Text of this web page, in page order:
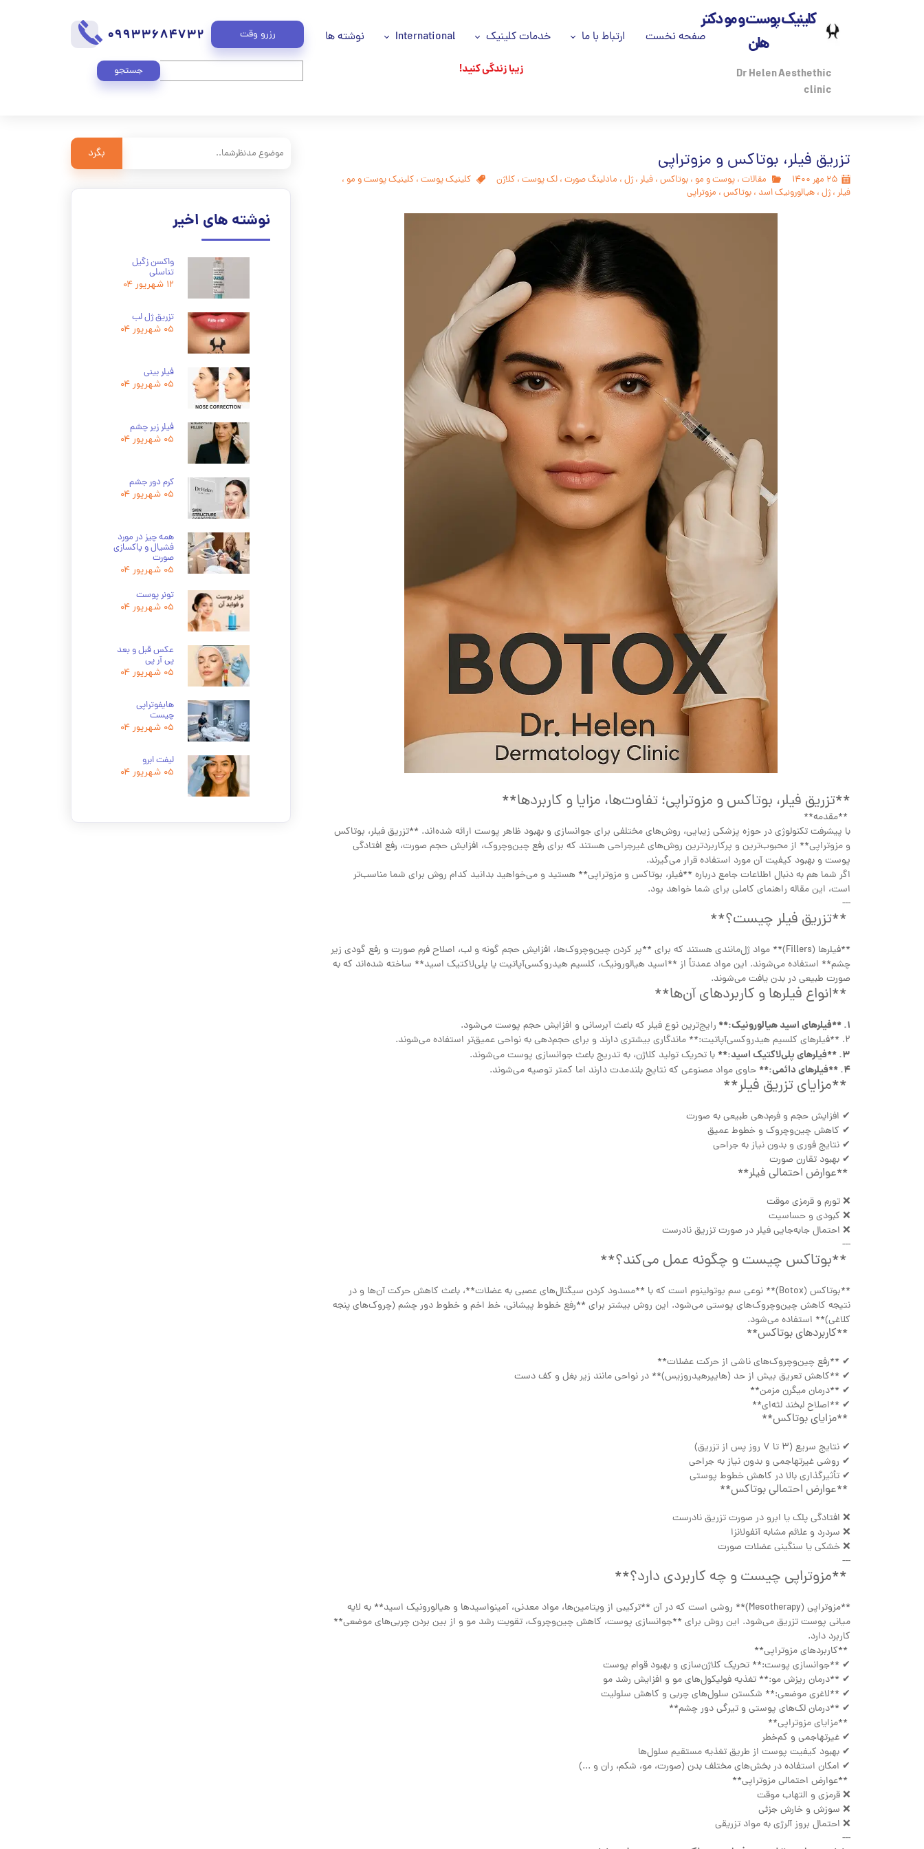
Dr Helen Aesthethic
clinic
کلینیک پوست و مو دکتر
هلن
رزرو وقت 09933684732 صفحه نخست ارتباط با ما خدمات کلینیک
خدمات ما
تزریقات زیبایی
ریزش مو
پاکسازی تخصصی پوست
درمان دارویی
مراقبت های خانگی Home care
برداشتن خال و درمان لک و جوش
درمان زگیل تناسلی
International نوشته ها
جستجو زیبا زندگی کنید!
تزریق فیلر، بوتاکس و مزوتراپی
۲۵ مهر ۱۴۰۰ مقالات ، پوست و مو ، بوتاکس ، فیلر ،ژل ، مادلینگ صورت ، لک پوست ، کلاژن کلینیک پوست ، کلینیک پوست و مو ،
فیلر ،ژل ، هیالورونیک اسد ، بوتاکس ، مزوتراپی
**تزریق فیلر، بوتاکس و مزوتراپی؛ تفاوت‌ها، مزایا و کاربردها**
**مقدمه**
با پیشرفت تکنولوژی در حوزه پزشکی زیبایی، روش‌های مختلفی برای جوانسازی و بهبود ظاهر پوست ارائه شده‌اند. **تزریق فیلر، بوتاکس
و مزوتراپی** از محبوب‌ترین و پرکاربردترین روش‌های غیرجراحی هستند که برای رفع چین‌وچروک، افزایش حجم صورت، رفع افتادگی
پوست و بهبود کیفیت آن مورد استفاده قرار می‌گیرند.
اگر شما هم به دنبال اطلاعات جامع درباره **فیلر، بوتاکس و مزوتراپی** هستید و می‌خواهید بدانید کدام روش برای شما مناسب‌تر
است، این مقاله راهنمای کاملی برای شما خواهد بود.
---
**تزریق فیلر چیست؟**
**فیلرها (Fillers)** مواد ژل‌مانندی هستند که برای **پر کردن چین‌وچروک‌ها، افزایش حجم گونه و لب، اصلاح فرم صورت و رفع گودی زیر
چشم** استفاده می‌شوند. این مواد عمدتاً از **اسید هیالورونیک، کلسیم هیدروکسی‌آپاتیت یا پلی‌لاکتیک اسید** ساخته شده‌اند که به
صورت طبیعی در بدن یافت می‌شوند.
**انواع فیلرها و کاربردهای آن‌ها**
1. **فیلرهای اسید هیالورونیک:**
رایج‌ترین نوع فیلر که باعث آبرسانی و افزایش حجم پوست می‌شود.
2. **فیلرهای کلسیم هیدروکسی‌آپاتیت:** ماندگاری بیشتری دارند و برای حجم‌دهی به نواحی عمیق‌تر استفاده می‌شوند.
3. **فیلرهای پلی‌لاکتیک اسید:** با تحریک تولید کلاژن، به تدریج باعث جوانسازی پوست می‌شوند.
4. **فیلرهای دائمی:** حاوی مواد مصنوعی که نتایج بلندمدت دارند اما کمتر توصیه می‌شوند.
**مزایای تزریق فیلر**
✔ افزایش حجم و فرم‌دهی طبیعی به صورت
✔ کاهش چین‌وچروک و خطوط عمیق
✔ نتایج فوری و بدون نیاز به جراحی
✔ بهبود تقارن صورت
**عوارض احتمالی فیلر**
❌ تورم و قرمزی موقت
❌ کبودی و حساسیت
❌ احتمال جابه‌جایی فیلر در صورت تزریق نادرست
---
**بوتاکس چیست و چگونه عمل می‌کند؟**
**بوتاکس (Botox)** نوعی سم بوتولینوم است که با **مسدود کردن سیگنال‌های عصبی به عضلات**، باعث کاهش حرکت آن‌ها و در
نتیجه کاهش چین‌وچروک‌های پوستی می‌شود. این روش بیشتر برای **رفع خطوط پیشانی، خط اخم و خطوط دور چشم (چروک‌های پنجه
کلاغی)** استفاده می‌شود.
**کاربردهای بوتاکس**
✔ **رفع چین‌وچروک‌های ناشی از حرکت عضلات**
✔ **کاهش تعریق بیش از حد (هایپرهیدروزیس)** در نواحی مانند زیر بغل و کف دست
✔ **درمان میگرن مزمن**
✔ **اصلاح لبخند لثه‌ای**
**مزایای بوتاکس**
✔ نتایج سریع (3 تا 7 روز پس از تزریق)
✔ روشی غیرتهاجمی و بدون نیاز به جراحی
✔ تأثیرگذاری بالا در کاهش خطوط پوستی
**عوارض احتمالی بوتاکس**
❌ افتادگی پلک یا ابرو در صورت تزریق نادرست
❌ سردرد و علائم مشابه آنفولانزا
❌ خشکی یا سنگینی عضلات صورت
---
**مزوتراپی چیست و چه کاربردی دارد؟**
**مزوتراپی (Mesotherapy)** روشی است که در آن **ترکیبی از ویتامین‌ها، مواد معدنی، آمینواسیدها و هیالورونیک اسید** به لایه
میانی پوست تزریق می‌شود. این روش برای **جوانسازی پوست، کاهش چین‌وچروک، تقویت رشد مو و از بین بردن چربی‌های موضعی**
کاربرد دارد.
**کاربردهای مزوتراپی**
✔ **جوانسازی پوست:** تحریک کلاژن‌سازی و بهبود قوام پوست
✔ **درمان ریزش مو:** تغذیه فولیکول‌های مو و افزایش رشد مو
✔ **لاغری موضعی:** شکستن سلول‌های چربی و کاهش سلولیت
✔ **درمان لک‌های پوستی و تیرگی دور چشم**
**مزایای مزوتراپی**
✔ غیرتهاجمی و کم‌خطر
✔ بهبود کیفیت پوست از طریق تغذیه مستقیم سلول‌ها
✔ امکان استفاده در بخش‌های مختلف بدن (صورت، مو، شکم، ران و ...)
**عوارض احتمالی مزوتراپی**
❌ قرمزی و التهاب موقت
❌ سوزش و خارش جزئی
❌ احتمال بروز آلرژی به مواد تزریقی
---
نوشته های اخیر
واکسن زگیل
تناسلی
۱۲ شهریور ۰۴
تزریق ژل لب
۰۵ شهریور ۰۴
فیلر بینی
۰۵ شهریور ۰۴
فیلر زیر چشم
۰۵ شهریور ۰۴
کرم دور جشم
۰۵ شهریور ۰۴
همه چیز در مورد
فشیال و پاکسازی
صورت
۰۵ شهریور ۰۴
تونر پوست
۰۵ شهریور ۰۴
عکس قبل و بعد
پی آر پی
۰۵ شهریور ۰۴
هایفوتراپی
چیست
۰۵ شهریور ۰۴
لیفت ابرو
۰۵ شهریور ۰۴
بگرد